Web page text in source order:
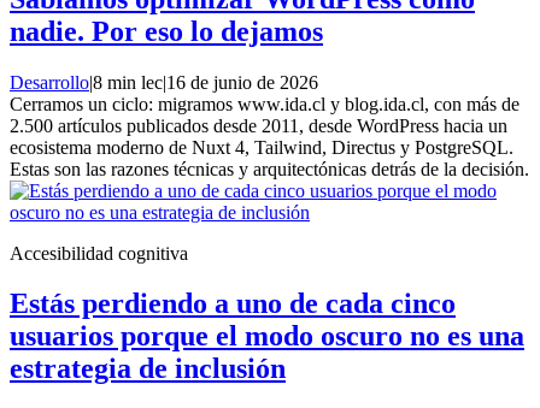
nadie. Por eso lo dejamos
Desarrollo|8 min lec|16 de junio de 2026
Cerramos un ciclo: migramos www.ida.cl y blog.ida.cl, con más de
2.500 artículos publicados desde 2011, desde WordPress hacia un
ecosistema moderno de Nuxt 4, Tailwind, Directus y PostgreSQL.
Estas son las razones técnicas y arquitectónicas detrás de la decisión.
Accesibilidad cognitiva
Estás perdiendo a uno de cada cinco
usuarios porque el modo oscuro no es una
estrategia de inclusión